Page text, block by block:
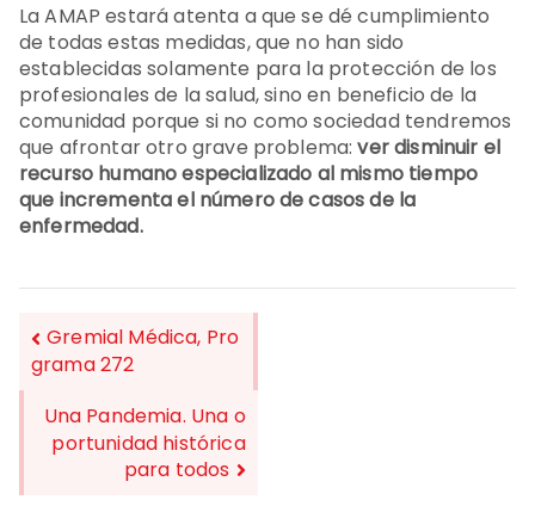
La AMAP estará atenta a que se dé cumplimiento
de todas estas medidas, que no han sido
establecidas solamente para la protección de los
profesionales de la salud, sino en beneficio de la
comunidad porque si no como sociedad tendremos
que afrontar otro grave problema:ver disminuir el
recurso humano especializado al mismo tiempo
que incrementa el número de casos de la
enfermedad.
NAVEGACIÓN
DE
ENTRADAS
Gremial Médica, Pro
grama 272
Una Pandemia. Una o
portunidad histórica
para todos